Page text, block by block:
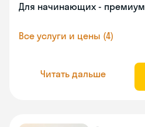
Для начинающих - премиум
Все услуги и цены (4)
Читать дальше